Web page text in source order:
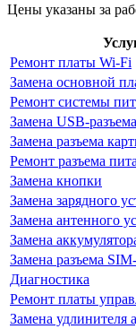
Цены указаны за
Ремонт платы Wi-Fi
Замена основной
Ремонт системы
Замена USB-разъема
Замена разъема
Ремонт разъема
Замена кнопки
Замена зарядного
Замена антенного
Замена
Замена разъема
Диагностика
Ремонт платы
Замена удлинителя